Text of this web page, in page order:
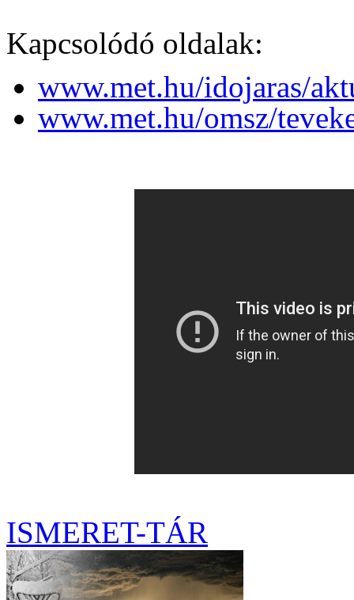
Kapcsolódó oldalak:
www.met.hu/idojaras/
www.met.hu/omsz/
ISMERET-TÁR